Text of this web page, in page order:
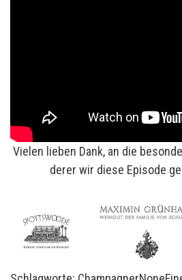
Vielen lieben Dank, an die
derer wir diese Episode